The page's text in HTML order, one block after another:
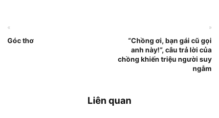
«
Góc thơ
»
“Chồng ơi, bạn gái cũ gọi
anh này!”, câu trả lời của
chồng khiến triệu người suy
ngẫm
Liên quan